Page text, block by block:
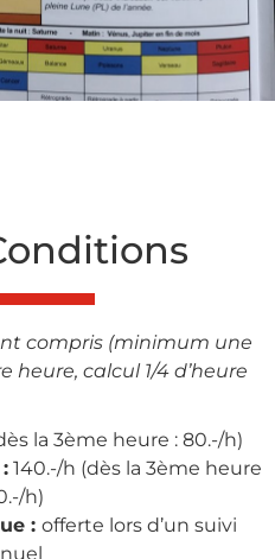
compris (minimum une
heure, calcul 1/4 d’heure
la 3ème heure : 80.-/h)
140.-/h (dès la 3ème heure
h)
: offerte lors d’un suivi